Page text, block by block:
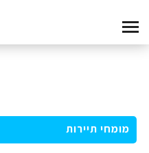
מומחי תיירות